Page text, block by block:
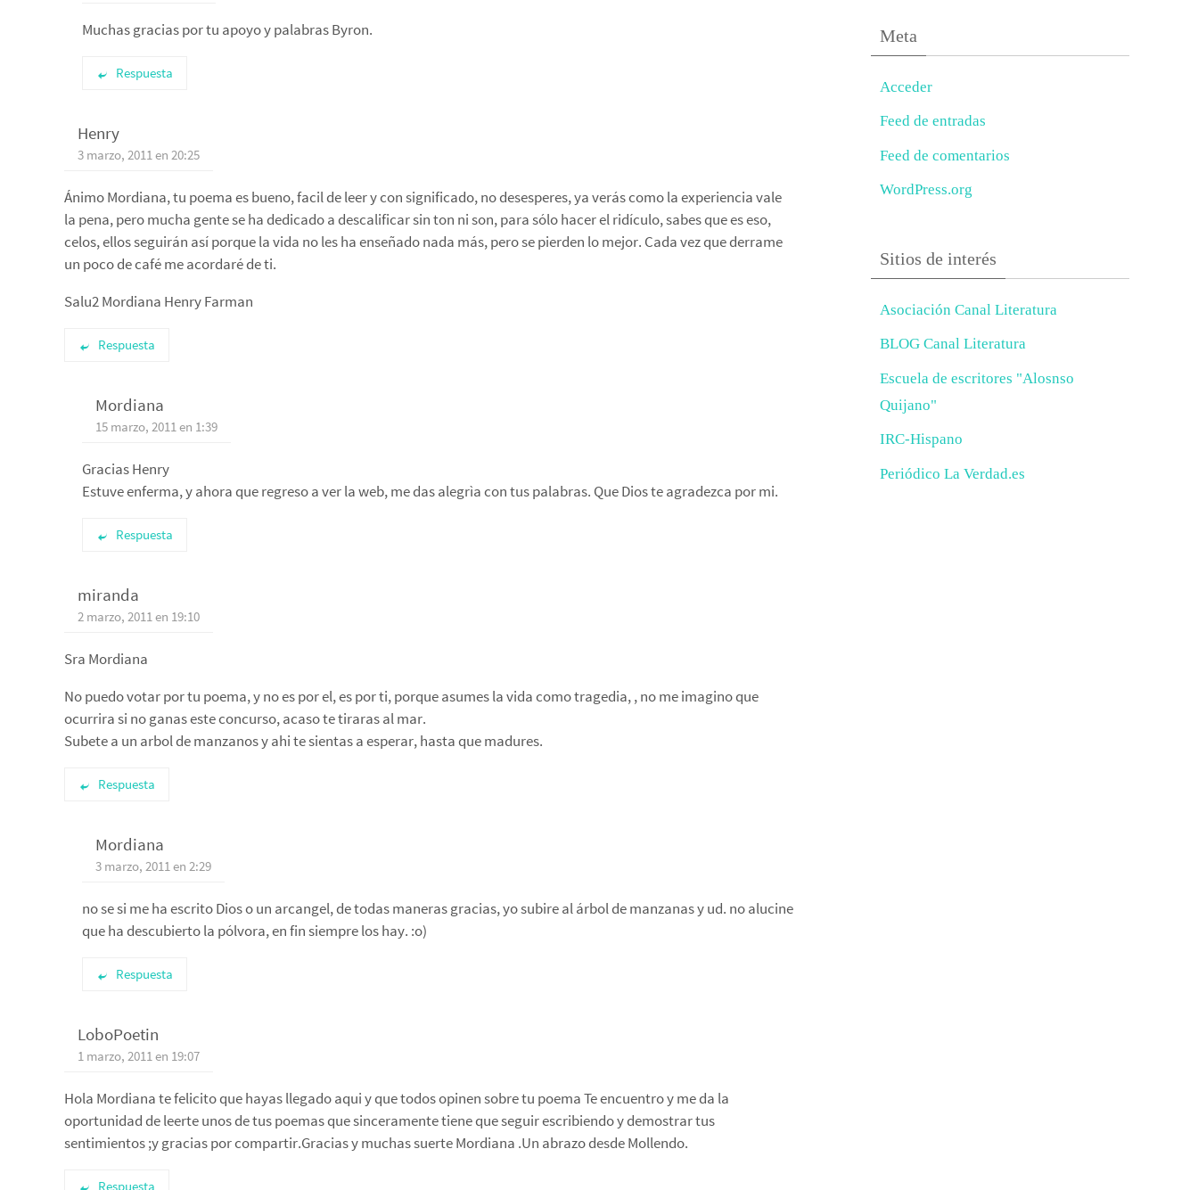
Muchas gracias por tu apoyo y palabras Byron.
Respuesta
Henry
3 marzo, 2011 en 20:25
Ánimo Mordiana, tu poema es bueno, facil de leer y con significado, no desesperes, ya verás como la experiencia vale
la pena, pero mucha gente se ha dedicado a descalificar sin ton ni son, para sólo hacer el ridículo, sabes que es eso,
celos, ellos seguirán así porque la vida no les ha enseñado nada más, pero se pierden lo mejor. Cada vez que derrame
un poco de café me acordaré de ti.
Salu2 Mordiana Henry Farman
Respuesta
Mordiana
15 marzo, 2011 en 1:39
Gracias Henry
Estuve enferma, y ahora que regreso a ver la web, me das alegrìa con tus palabras. Que Dios te agradezca por mi.
Respuesta
miranda
2 marzo, 2011 en 19:10
Sra Mordiana
No puedo votar por tu poema, y no es por el, es por ti, porque asumes la vida como tragedia, , no me imagino que
ocurrira si no ganas este concurso, acaso te tiraras al mar.
Subete a un arbol de manzanos y ahi te sientas a esperar, hasta que madures.
Respuesta
Mordiana
3 marzo, 2011 en 2:29
no se si me ha escrito Dios o un arcangel, de todas maneras gracias, yo subire al árbol de manzanas y ud. no alucine
que ha descubierto la pólvora, en fin siempre los hay. :o)
Respuesta
LoboPoetin
1 marzo, 2011 en 19:07
Hola Mordiana te felicito que hayas llegado aqui y que todos opinen sobre tu poema Te encuentro y me da la
oportunidad de leerte unos de tus poemas que sinceramente tiene que seguir escribiendo y demostrar tus
sentimientos ;y gracias por compartir.Gracias y muchas suerte Mordiana .Un abrazo desde Mollendo.
Respuesta
Meta
Acceder
Feed de entradas
Feed de comentarios
WordPress.org
Sitios de interés
Asociación Canal Literatura
BLOG Canal Literatura
Escuela de escritores "Alosnso
Quijano"
IRC-Hispano
Periódico La Verdad.es